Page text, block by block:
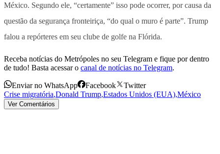
México. Segundo ele, “certamente” isso pode ocorrer, por causa da
questão da segurança fronteiriça, “do qual o muro é parte”. Trump
falou a repórteres em seu clube de golfe na Flórida.
Receba notícias do Metrópoles no seu Telegram e fique por dentro
de tudo! Basta acessar o canal de notícias no Telegram.
Enviar no WhatsApp Facebook
Twitter
Crise migratória,Donald Trump,Estados Unidos (EUA),México
Ver Comentários